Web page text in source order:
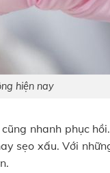
hiện nay
nhanh phục
sẹo xấu. Với